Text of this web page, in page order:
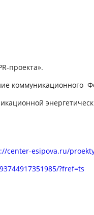
проекта».
коммуникационного
center-esipova.ru/
?fref=ts